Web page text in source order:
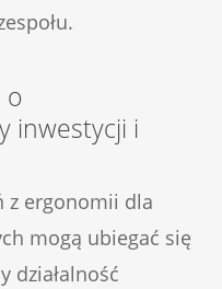
o
inwestycji i
z ergonomii dla
mogą ubiegać się
działalność